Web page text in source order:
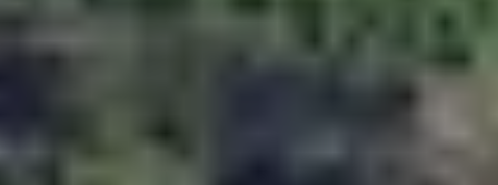
Bodegas y cata de vinos Saint Emilion